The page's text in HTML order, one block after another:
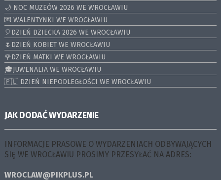
🌙 NOC MUZEÓW 2026 WE WROCŁAWIU
💌 WALENTYNKI WE WROCŁAWIU
🎈DZIEŃ DZIECKA 2026 WE WROCŁAWIU
🌷DZIEŃ KOBIET WE WROCŁAWIU
🌹DZIEŃ MATKI WE WROCŁAWIU
🎓JUWENALIA WE WROCŁAWIU
🇵🇱 DZIEŃ NIEPODLEGŁOŚCI WE WROCŁAWIU
JAK DODAĆ WYDARZENIE
INFORMACJE PRASOWE O WYDARZENIACH ODBYWAJĄCYCH
SIĘ WE WROCŁAWIU PROSIMY PRZESYŁAĆ NA ADRES:
WROCLAW@PIKPLUS.PL